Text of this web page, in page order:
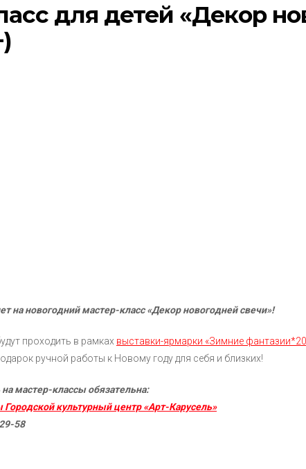
для детей «Декор
на новогодний мастер-класс «Декор новогодней свечи»!
проходить в рамках выставки-ярмарки «Зимние
ручной работы к Новому году для себя и близких!
мастер-классы обязательна:
культурный центр «Арт-Карусель»
58